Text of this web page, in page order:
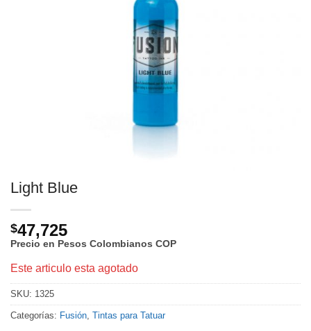
Light Blue
$47,725
Precio en Pesos Colombianos COP
Este articulo esta agotado
SKU: 1325
Categorías: Fusión, Tintas para Tatuar